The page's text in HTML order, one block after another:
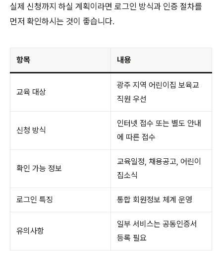
실제 신청까지 하실 계획이라면 로그인 방식과 인증 절차를
먼저 확인하시는 것이 좋습니다.
항목 내용
교육 대상
광주 지역 어린이집 보육교
직원 우선
신청 방식
인터넷 접수 또는 별도 안내
에 따른 접수
확인 가능 정보
교육일정, 채용공고, 어린이
집소식
로그인 특징 통합 회원정보 체계 운영
유의사항
일부 서비스는 공동인증서
등록 필요